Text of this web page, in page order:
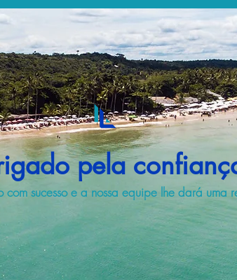
pela
sucesso e a nossa equipe lhe dará uma